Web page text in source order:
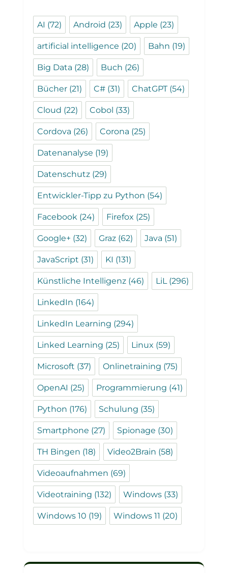
AI (72) Android (23) Apple (23)
artificial intelligence (20) Bahn (19)
Big Data (28) Buch (26)
Bücher (21) C# (31) ChatGPT(54)
Cloud (22) Cobol (33)
Cordova (26) Corona (25)
Datenanalyse (19)
Datenschutz (29)
Entwickler-Tipp zu Python (54)
Facebook (24) Firefox (25)
Google+ (32) Graz (62) Java (51)
JavaScript (31) KI (131)
Künstliche Intelligenz (46) LiL(296)
LinkedIn (164)
LinkedIn Learning (294)
Linked Learning (25) Linux (59)
Microsoft (37) Onlinetraining (75)
OpenAI (25) Programmierung (41)
Python (176) Schulung (35)
Smartphone (27) Spionage (30)
TH Bingen (18) Video2Brain (58)
Videoaufnahmen (69)
Videotraining (132) Windows (33)
Windows 10 (19) Windows 11 (20)